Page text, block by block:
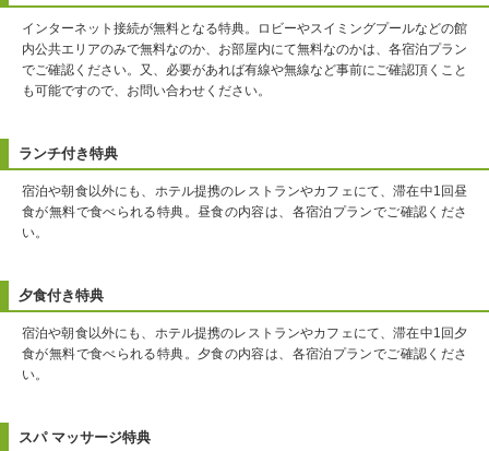
インターネット接続が無料となる特典。ロビーやスイミングプールなどの館
内公共エリアのみで無料なのか、お部屋内にて無料なのかは、各宿泊プラン
でご確認ください。又、必要があれば有線や無線など事前にご確認頂くこと
も可能ですので、お問い合わせください。
ランチ付き特典
宿泊や朝食以外にも、ホテル提携のレストランやカフェにて、滞在中1回昼
食が無料で食べられる特典。昼食の内容は、各宿泊プランでご確認くださ
い。
夕食付き特典
宿泊や朝食以外にも、ホテル提携のレストランやカフェにて、滞在中1回夕
食が無料で食べられる特典。夕食の内容は、各宿泊プランでご確認くださ
い。
スパ マッサージ特典